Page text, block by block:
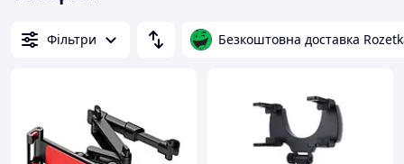
Фільтри Безкоштовна доставка